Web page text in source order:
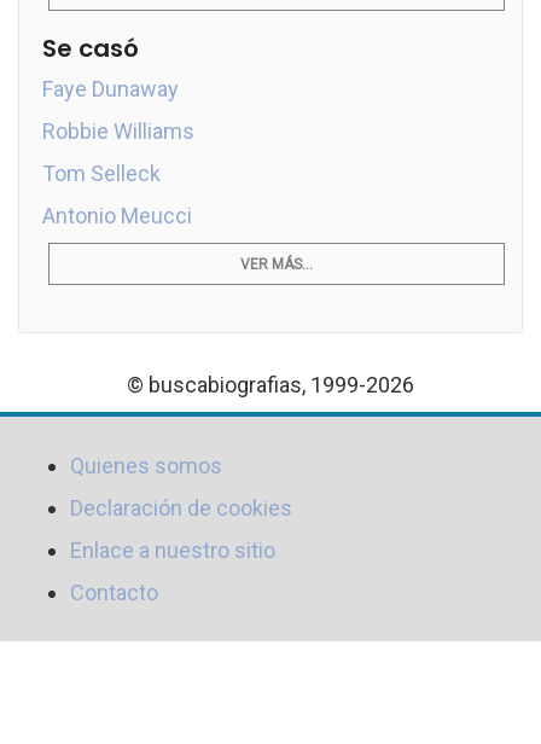
Se casó
Faye Dunaway
Robbie Williams
Tom Selleck
Antonio Meucci
VER MÁS...
© buscabiografias, 1999-2026
Quienes somos
Declaración de cookies
Enlace a nuestro sitio
Contacto